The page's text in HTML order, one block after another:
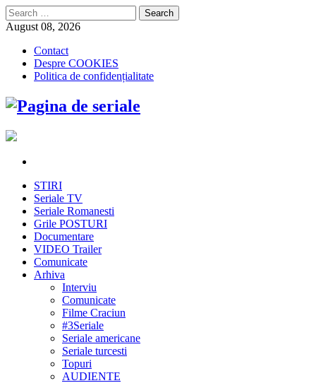
Search
for:
August 08, 2026
Contact
Despre COOKIES
Politica de confidențialitate
STIRI
Seriale TV
Seriale Romanesti
Grile POSTURI
Documentare
VIDEO Trailer
Comunicate
Arhiva
Interviu
Comunicate
Filme Craciun
#3Seriale
Seriale americane
Seriale turcesti
Topuri
AUDIENTE